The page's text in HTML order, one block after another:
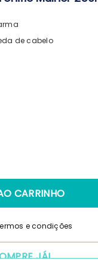
de cabelo
e condições
JÁ!